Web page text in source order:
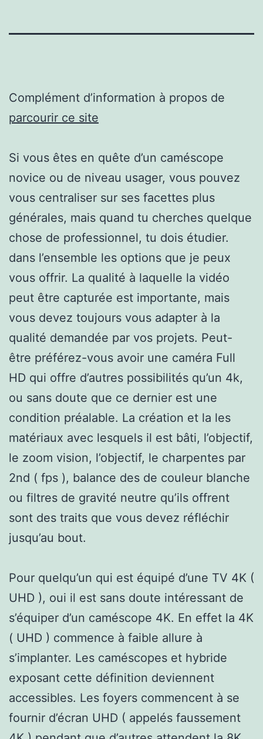
Complément d’information à propos de
parcourir ce site
Si vous êtes en quête d’un caméscope
novice ou de niveau usager, vous pouvez
vous centraliser sur ses facettes plus
générales, mais quand tu cherches quelque
chose de professionnel, tu dois étudier.
dans l’ensemble les options que je peux
vous offrir. La qualité à laquelle la vidéo
peut être capturée est importante, mais
vous devez toujours vous adapter à la
qualité demandée par vos projets. Peut-
être préférez-vous avoir une caméra Full
HD qui offre d’autres possibilités qu’un 4k,
ou sans doute que ce dernier est une
condition préalable. La création et la les
matériaux avec lesquels il est bâti, l’objectif,
le zoom vision, l’objectif, le charpentes par
2nd ( fps ), balance des de couleur blanche
ou filtres de gravité neutre qu’ils offrent
sont des traits que vous devez réfléchir
jusqu’au bout.
Pour quelqu’un qui est équipé d’une TV 4K (
UHD ), oui il est sans doute intéressant de
s’équiper d’un caméscope 4K. En effet la 4K
( UHD ) commence à faible allure à
s’implanter. Les caméscopes et hybride
exposant cette définition deviennent
accessibles. Les foyers commencent à se
fournir d’écran UHD ( appelés faussement